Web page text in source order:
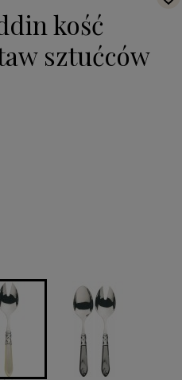
kość
sztućców